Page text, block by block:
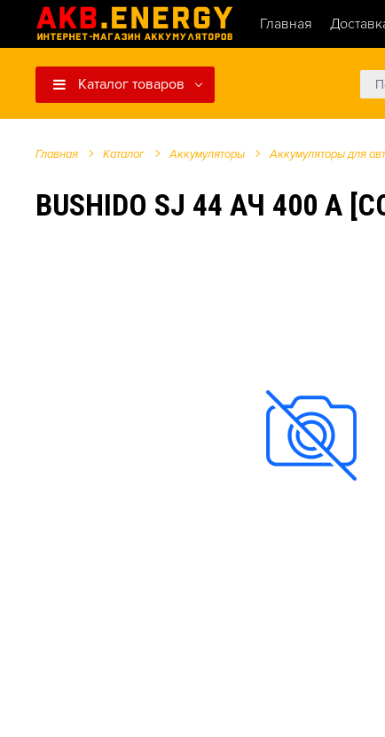
Главная
Каталог товаров
Главная Каталог Аккумуляторы Аккумуляторы для
BUSHIDO SJ 44 АЧ 400 А